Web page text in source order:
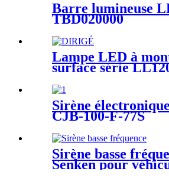
Barre lumineuse
TBD020000
Lampe LED à
surface série
Sirène
CJB-100-F-77S
Sirène basse
Senken pour